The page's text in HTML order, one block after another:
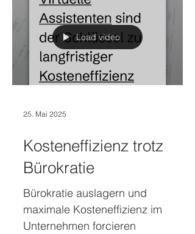
Load video
25. Mai 2025
Kosteneffizienz trotz
Bürokratie
Bürokratie auslagern und
maximale Kosteneffizienz im
Unternehmen forcieren